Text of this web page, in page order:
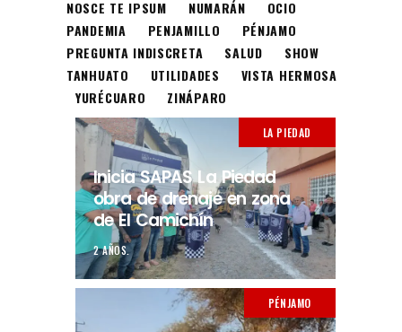
NOSCE TE IPSUM NUMARÁN
OCIO
PANDEMIA
PENJAMILLO
PÉNJAMO
PREGUNTA INDISCRETA
SALUD
SHOW
TANHUATO
UTILIDADES
VISTA HERMOSA
YURÉCUARO
ZINÁPARO
LA PIEDAD
Inicia SAPAS La Piedad
obra de drenaje en zona
de El Camichín
2 AÑOS.
PÉNJAMO